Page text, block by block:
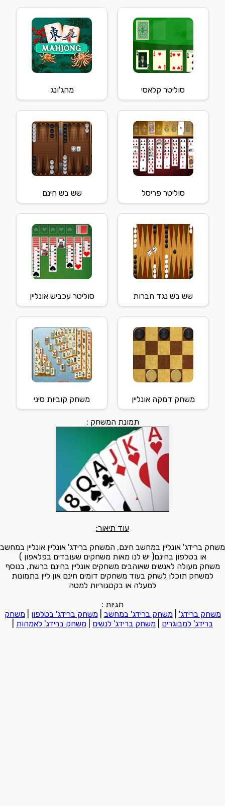
סוליטר קלאסי מהג'ונג
סוליטר פריסל שש בש חינם
שש בש נגד חברות סוליטר עכביש אונליין
משחק דמקה אונליין משחק קוביות סיני
תמונת המשחק :
עוד תיאור:
משחק ברידג' אונליין במחשב חינם, המשחק ברידג' אונליין אונליין במחשב
או בטלפון בחינם( יש לנו מאות משחקים שעובדים בפלאפון )
משחק מעולה לאנשים שאוהבים משחקים אונליין בחינם ברשת, בנוסף
למשחק תוכלו לשחק בעוד משחקים דומים חינם און ליין בתמונות
למעלה או בקטגוריות למטה
תגיות :
משחק ברידג' |משחק ברידג' במחשב |משחק ברידג' בטלפון |משחק
ברידג' למבוגרים
משחק ברידג' לנשים משחק ברידג' לאמהות